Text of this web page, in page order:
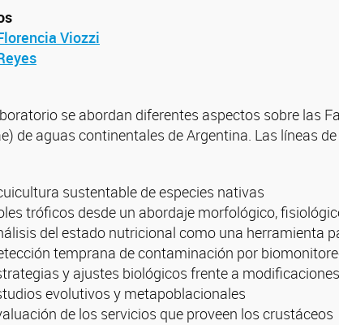
Viozzi
se abordan diferentes aspectos sobre las
de aguas continentales de Argentina. Las líneas
sustentable de especies nativas
tróficos desde un abordaje morfológico,
del estado nutricional como una herramienta
temprana de contaminación por
y ajustes biológicos frente a
evolutivos y metapoblacionales
de los servicios que proveen los crustáceos